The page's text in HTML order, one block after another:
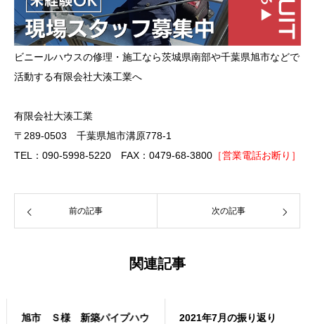
ビニールハウスの修理・施工なら茨城県南部や千葉県旭市などで
活動する有限会社大湊工業へ
有限会社大湊工業
〒289-0503 千葉県旭市溝原778-1
TEL：090-5998-5220 FAX：0479-68-3800 ［営業電話お断り］
前の記事 次の記事
関連記事
旭市 Ｓ様 新築パイプハウ
2021年7月の振り返り